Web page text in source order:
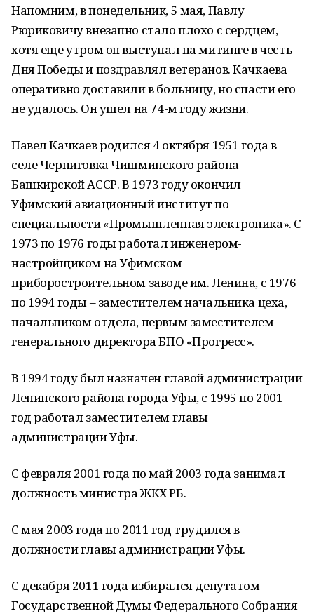
Напомним, в понедельник, 5 мая, Павлу
Рюриковичу внезапно стало плохо с сердцем,
хотя еще утром он выступал на митинге в честь
Дня Победы и поздравлял ветеранов. Качкаева
оперативно доставили в больницу, но спасти его
не удалось. Он ушел на 74-м году жизни.
Павел Качкаев родился 4 октября 1951 года в
селе Черниговка Чишминского района
Башкирской АССР. В 1973 году окончил
Уфимский авиационный институт по
специальности «Промышленная электроника». С
1973 по 1976 годы работал инженером-
настройщиком на Уфимском
приборостроительном заводе им. Ленина, с 1976
по 1994 годы – заместителем начальника цеха,
начальником отдела, первым заместителем
генерального директора БПО «Прогресс».
В 1994 году был назначен главой администрации
Ленинского района города Уфы, с 1995 по 2001
год работал заместителем главы
администрации Уфы.
С февраля 2001 года по май 2003 года занимал
должность министра ЖКХ РБ.
С мая 2003 года по 2011 год трудился в
должности главы администрации Уфы.
С декабря 2011 года избирался депутатом
Государственной Думы Федерального Собрания